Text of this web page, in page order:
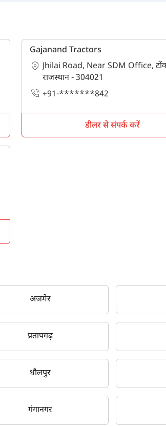
Gajanand Tractors
Jhilai Road, Near SDM Office,
राजस्थान - 304021
+91-*******842
डीलर से संपर्क करें
अजमेर
प्रतापगढ़
धौलपुर
गंगानगर
क्या आप बिना फॉर्म भरे जाना
इसे पूरा करने में 30 सेकंड से भी कम
नहीं, धन्यवाद हाँ, पूछताछ
आपकी जानकारी हमारे पास सुरक्षित